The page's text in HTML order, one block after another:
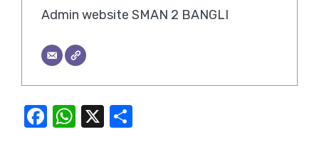
Admin website SMAN 2 BANGLI
F
W X